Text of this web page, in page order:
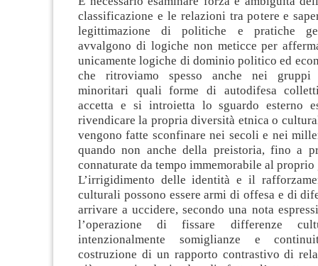
classificazione e le relazioni tra potere e
legittimazione di politiche e pratiche
avvalgono di logiche non meticce per
unicamente logiche di dominio politico ed
che ritroviamo spesso anche nei gruppi
minoritari quali forme di autodifesa
accetta e si introietta lo sguardo esterno
rivendicare la propria diversità etnica o
vengono fatte sconfinare nei secoli e nei
quando non anche della preistoria, fino a
connaturate da tempo immemorabile al proprio
L’irrigidimento delle identità e il
culturali possono essere armi di offesa e di
arrivare a uccidere, secondo una nota
l’operazione di fissare differenze
intenzionalmente somiglianze e
costruzione di un rapporto contrastivo di